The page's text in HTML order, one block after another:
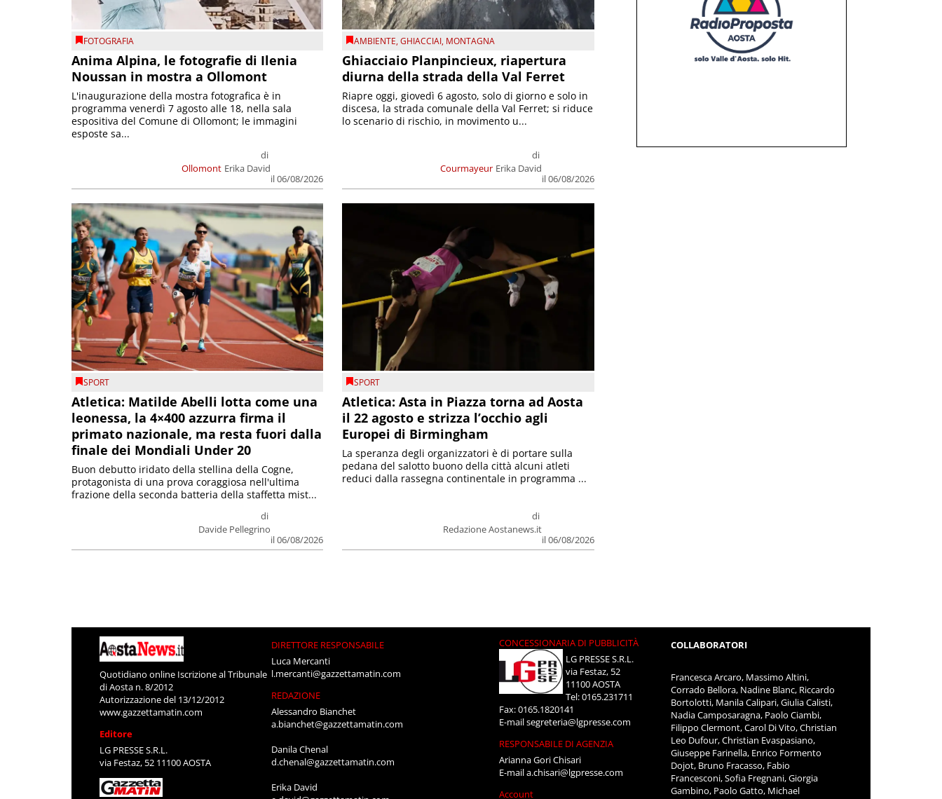
FOTOGRAFIA
Anima Alpina, le fotografie di Ilenia
Noussan in mostra a Ollomont
Ollomont
di
Erika David
il 06/08/2026
L'inaugurazione della mostra fotografica è in
programma venerdì 7 agosto alle 18, nella sala
espositiva del Comune di Ollomont; le immagini
esposte sa...
AMBIENTE,GHIACCIAI, MONTAGNA
Ghiacciaio Planpincieux, riapertura
diurna della strada della Val Ferret
Courmayeur
di
Erika David
il 06/08/2026
Riapre oggi, giovedì 6 agosto, solo di giorno e solo in
discesa, la strada comunale della Val Ferret; si riduce
lo scenario di rischio, in movimento u...
SPORT
Atletica: Matilde Abelli lotta come una
leonessa, la 4×400 azzurra firma il
primato nazionale, ma resta fuori dalla
finale dei Mondiali Under 20
di
Davide Pellegrino
il 06/08/2026
Buon debutto iridato della stellina della Cogne,
protagonista di una prova coraggiosa nell'ultima
frazione della seconda batteria della staffetta mist...
SPORT
Atletica: Asta in Piazza torna ad Aosta
il 22 agosto e strizza l’occhio agli
Europei di Birmingham
di
Redazione Aostanews.it
il 06/08/2026
La speranza degli organizzatori è di portare sulla
pedana del salotto buono della città alcuni atleti
reduci dalla rassegna continentale in programma ...
Quotidiano online Iscrizione al Tribunale
di Aosta n. 8/2012
Autorizzazione del 13/12/2012
www.gazzettamatin.com
Editore
LG PRESSE S.R.L.
via Festaz, 52 11100 AOSTA
DIRETTORE RESPONSABILE
Luca Mercanti
l.mercanti@gazzettamatin.com
REDAZIONE
Alessandro Bianchet
a.bianchet@gazzettamatin.com
Danila Chenal
d.chenal@gazzettamatin.com
Erika David
CONCESSIONARIA DI PUBBLICITÀ
LG PRESSE S.R.L.
via Festaz, 52
11100 AOSTA
Tel: 0165.231711
Fax: 0165.1820141
E-mailsegreteria@lgpresse.com
RESPONSABILE DI AGENZIA
Arianna Gori Chisari
E-maila.chisari@lgpresse.com
Account
COLLABORATORI
Francesca Arcaro, Massimo Altini,
Corrado Bellora, Nadine Blanc, Riccardo
Bortolotti, Manila Calipari, Giulia Calisti,
Nadia Camposaragna, Paolo Ciambi,
Filippo Clermont, Carol Di Vito, Christian
Leo Dufour, Christian Evaspasiano,
Giuseppe Farinella, Enrico Formento
Dojot, Bruno Fracasso, Fabio
Francesconi, Sofia Fregnani, Giorgia
Gambino, Paolo Gatto, Michael